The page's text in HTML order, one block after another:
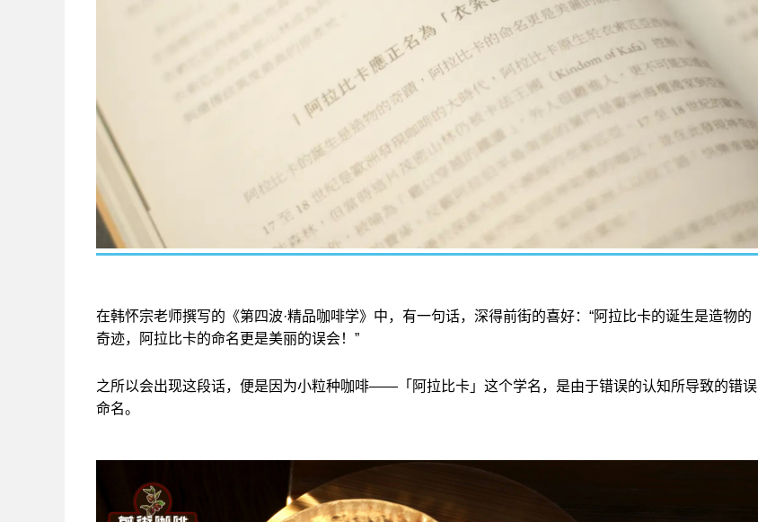
在韩怀宗老师撰写的《第四波·精品咖啡学》中，有一句话，深得前街的喜好：“阿拉比卡的诞生是造物的
奇迹，阿拉比卡的命名更是美丽的误会！”
之所以会出现这段话，便是因为小粒种咖啡——「阿拉比卡」这个学名，是由于错误的认知所导致的错误
命名。